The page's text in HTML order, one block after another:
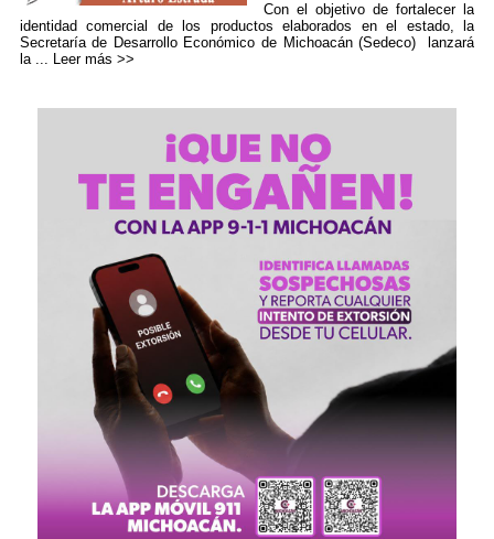
Con el objetivo de fortalecer la
identidad comercial de los productos elaborados en el estado, la
Secretaría de Desarrollo Económico de Michoacán (Sedeco) lanzará
la ... Leer más >>